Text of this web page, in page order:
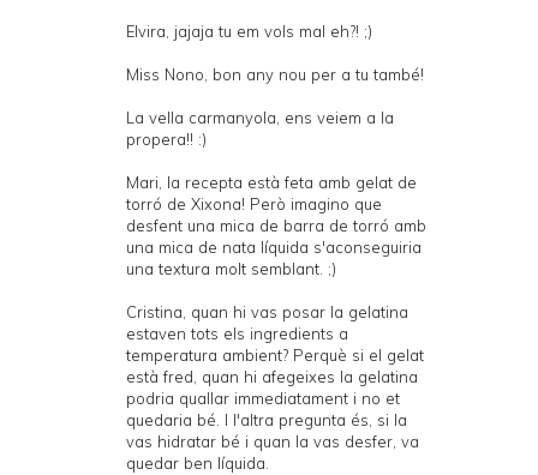
Elvira, jajaja tu em vols mal eh?! ;)
Miss Nono, bon any nou per a tu també!
La vella carmanyola, ens veiem a la
propera!! :)
Mari, la recepta està feta amb gelat de
torró de Xixona! Però imagino que
desfent una mica de barra de torró amb
una mica de nata líquida s'aconseguiria
una textura molt semblant. ;)
Cristina, quan hi vas posar la gelatina
estaven tots els ingredients a
temperatura ambient? Perquè si el gelat
està fred, quan hi afegeixes la gelatina
podria quallar immediatament i no et
quedaria bé. I l'altra pregunta és, si la
vas hidratar bé i quan la vas desfer, va
quedar ben líquida.